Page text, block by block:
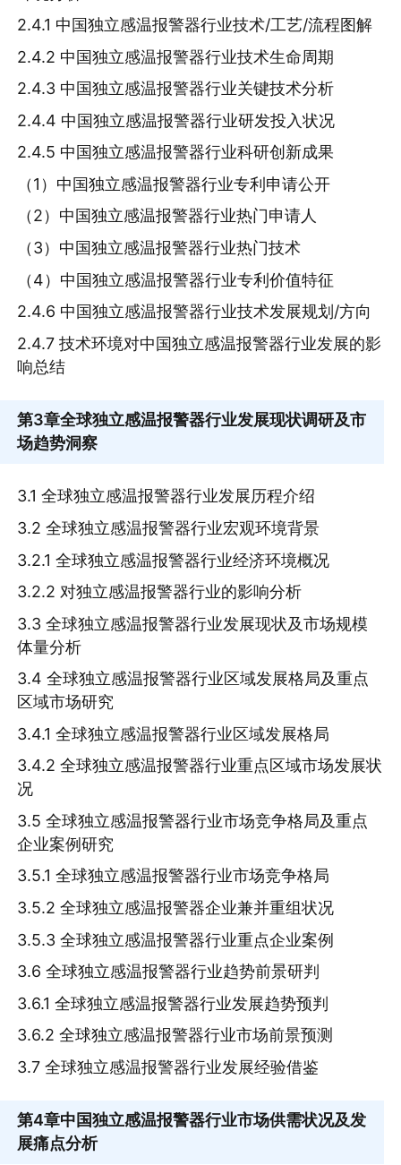
2.4.1 中国独立感温报警器行业技术/工艺/流程图解
2.4.2 中国独立感温报警器行业技术生命周期
2.4.3 中国独立感温报警器行业关键技术分析
2.4.4 中国独立感温报警器行业研发投入状况
2.4.5 中国独立感温报警器行业科研创新成果
（1）中国独立感温报警器行业专利申请公开
（2）中国独立感温报警器行业热门申请人
（3）中国独立感温报警器行业热门技术
（4）中国独立感温报警器行业专利价值特征
2.4.6 中国独立感温报警器行业技术发展规划/方向
2.4.7 技术环境对中国独立感温报警器行业发展的影
响总结
第3章全球独立感温报警器行业发展现状调研及市
场趋势洞察
3.1 全球独立感温报警器行业发展历程介绍
3.2 全球独立感温报警器行业宏观环境背景
3.2.1 全球独立感温报警器行业经济环境概况
3.2.2 对独立感温报警器行业的影响分析
3.3 全球独立感温报警器行业发展现状及市场规模
体量分析
3.4 全球独立感温报警器行业区域发展格局及重点
区域市场研究
3.4.1 全球独立感温报警器行业区域发展格局
3.4.2 全球独立感温报警器行业重点区域市场发展状
况
3.5 全球独立感温报警器行业市场竞争格局及重点
企业案例研究
3.5.1 全球独立感温报警器行业市场竞争格局
3.5.2 全球独立感温报警器企业兼并重组状况
3.5.3 全球独立感温报警器行业重点企业案例
3.6 全球独立感温报警器行业趋势前景研判
3.6.1 全球独立感温报警器行业发展趋势预判
3.6.2 全球独立感温报警器行业市场前景预测
3.7 全球独立感温报警器行业发展经验借鉴
第4章中国独立感温报警器行业市场供需状况及发
展痛点分析